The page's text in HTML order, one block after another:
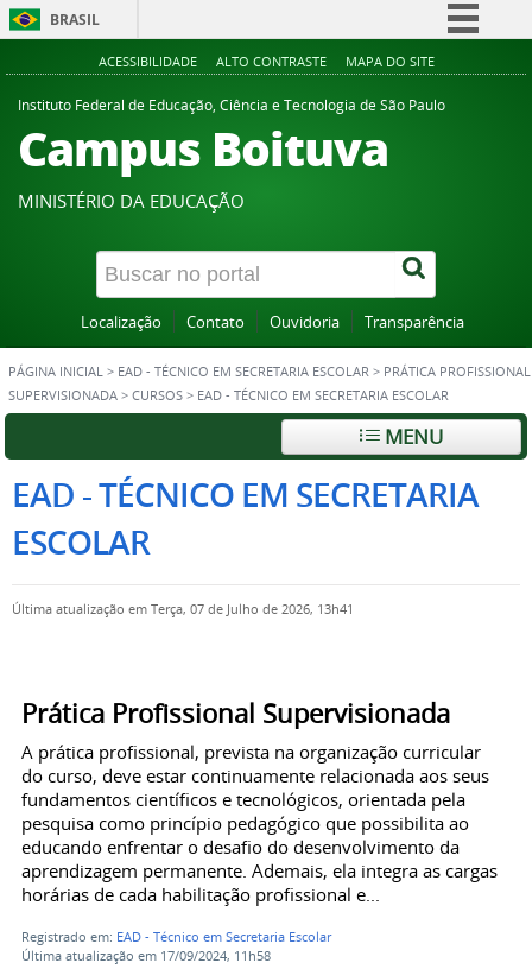
BRASIL
Simplifique!
Comunica BR
Acesso à informação
Canais
ACESSIBILIDADE ALTO CONTRASTE MAPA DO SITE
Instituto Federal de Educação, Ciência e Tecnologia de São Paulo
Campus Boituva
MINISTÉRIO DA EDUCAÇÃO
Localização Contato Ouvidoria Transparência
PÁGINA INICIAL > EAD - TÉCNICO EM SECRETARIA ESCOLAR > PRÁTICA PROFISSIONAL
SUPERVISIONADA > CURSOS > EAD - TÉCNICO EM SECRETARIA ESCOLAR
MENU
EAD - TÉCNICO EM SECRETARIA
ESCOLAR
Última atualização em Terça, 07 de Julho de 2026, 13h41
Prática Profissional Supervisionada
A prática profissional, prevista na organização curricular
do curso, deve estar continuamente relacionada aos seus
fundamentos científicos e tecnológicos, orientada pela
pesquisa como princípio pedagógico que possibilita ao
educando enfrentar o desafio do desenvolvimento da
aprendizagem permanente. Ademais, ela integra as cargas
horárias de cada habilitação profissional e...
Registrado em: EAD - Técnico em Secretaria Escolar
Última atualização em 17/09/2024, 11h58